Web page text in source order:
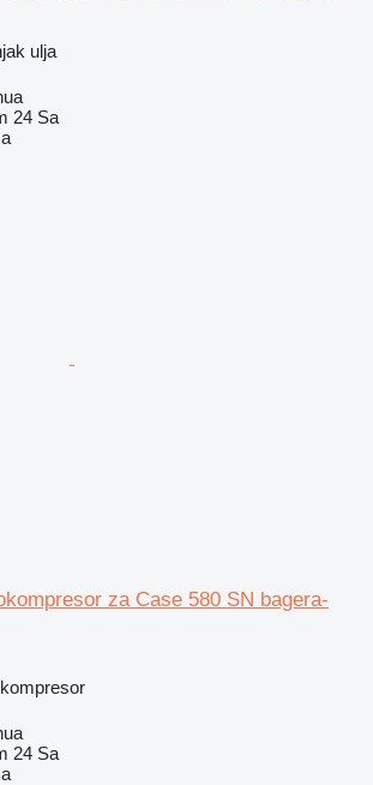
ulja
24 Sa
za Case 580 SN bagera-
24 Sa